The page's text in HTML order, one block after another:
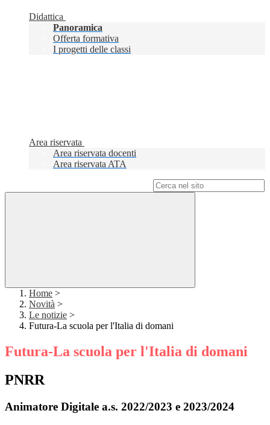
Didattica
Panoramica
Offerta formativa
I progetti delle classi
Area riservata
Area riservata docenti
Area riservata ATA
Home >
Novità >
Le notizie >
Futura-La scuola per l'Italia di domani
Futura-La scuola per l'Italia di domani
PNRR
Animatore Digitale a.s. 2022/2023 e 2023/2024